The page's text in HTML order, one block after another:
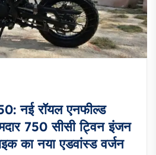
नई रॉयल एनफील्ड
750 सीसी ट्विन इंजन
का नया एडवांस्ड वर्जन